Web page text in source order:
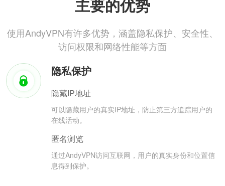
主要的优势
使用AndyVPN有许多优势，涵盖隐私保护、安全性、
访问权限和网络性能等方面
隐私保护
隐藏IP地址
可以隐藏用户的真实IP地址，防止第三方追踪用户的
在线活动。
匿名浏览
通过AndyVPN访问互联网，用户的真实身份和位置信
息得到保护。